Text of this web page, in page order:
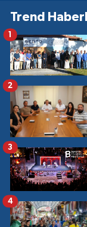
Trend
1
2
3
4